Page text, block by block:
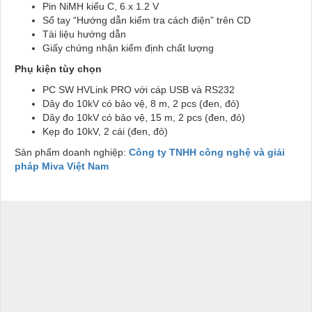
Pin NiMH kiểu C, 6 x 1.2 V
Sổ tay “Hướng dẫn kiểm tra cách điện” trên CD
Tài liệu hướng dẫn
Giấy chứng nhận kiểm định chất lượng
Phụ kiện tùy chọn
PC SW HVLink PRO với cáp USB và RS232
Dây đo 10kV có bảo vệ, 8 m, 2 pcs (đen, đỏ)
Dây đo 10kV có bảo vệ, 15 m, 2 pcs (đen, đỏ)
Kẹp đo 10kV, 2 cái (đen, đỏ)
Sản phẩm doanh nghiệp: Công ty TNHH công nghệ và giải
pháp Miva Việt Nam